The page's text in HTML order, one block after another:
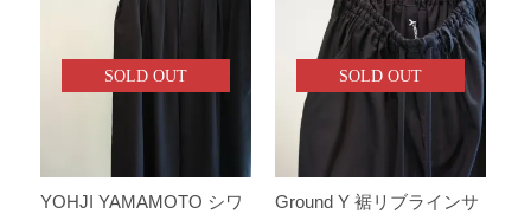
SOLD OUT
YOHJI YAMAMOTO シワ
SOLD OUT
Ground Y 裾リブラインサ